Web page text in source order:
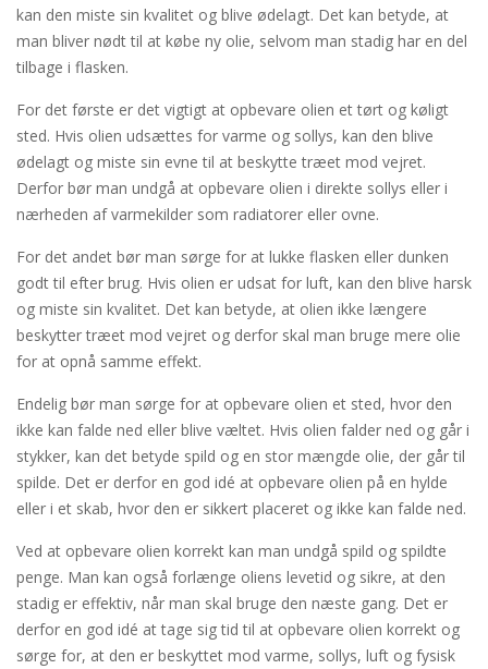
kan den miste sin kvalitet og blive ødelagt. Det kan betyde, at
man bliver nødt til at købe ny olie, selvom man stadig har en del
tilbage i flasken.
For det første er det vigtigt at opbevare olien et tørt og køligt
sted. Hvis olien udsættes for varme og sollys, kan den blive
ødelagt og miste sin evne til at beskytte træet mod vejret.
Derfor bør man undgå at opbevare olien i direkte sollys eller i
nærheden af varmekilder som radiatorer eller ovne.
For det andet bør man sørge for at lukke flasken eller dunken
godt til efter brug. Hvis olien er udsat for luft, kan den blive harsk
og miste sin kvalitet. Det kan betyde, at olien ikke længere
beskytter træet mod vejret og derfor skal man bruge mere olie
for at opnå samme effekt.
Endelig bør man sørge for at opbevare olien et sted, hvor den
ikke kan falde ned eller blive væltet. Hvis olien falder ned og går i
stykker, kan det betyde spild og en stor mængde olie, der går til
spilde. Det er derfor en god idé at opbevare olien på en hylde
eller i et skab, hvor den er sikkert placeret og ikke kan falde ned.
Ved at opbevare olien korrekt kan man undgå spild og spildte
penge. Man kan også forlænge oliens levetid og sikre, at den
stadig er effektiv, når man skal bruge den næste gang. Det er
derfor en god idé at tage sig tid til at opbevare olien korrekt og
sørge for, at den er beskyttet mod varme, sollys, luft og fysisk